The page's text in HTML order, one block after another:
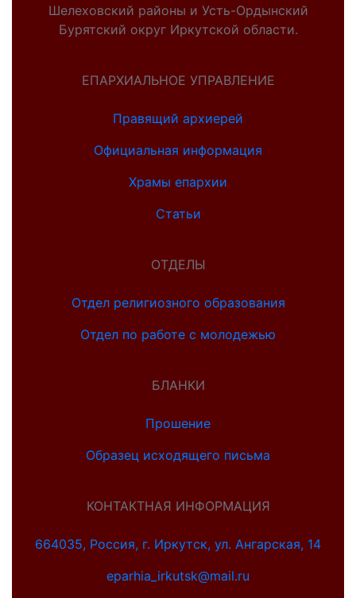
Шелеховский районы и Усть-Ордынский
Бурятский округ Иркутской области.
ЕПАРХИАЛЬНОЕ УПРАВЛЕНИЕ
Правящий архиерей
Официальная информация
Храмы епархии
Статьи
ОТДЕЛЫ
Отдел религиозного образования
Отдел по работе с молодежью
БЛАНКИ
Прошение
Образец исходящего письма
КОНТАКТНАЯ ИНФОРМАЦИЯ
664035, Россия, г. Иркутск, ул. Ангарская, 14
eparhia_irkutsk@mail.ru